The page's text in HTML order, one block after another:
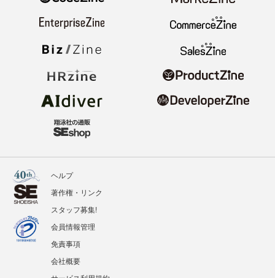
ヘルプ
著作権・リンク
スタッフ募集!
会員情報管理
免責事項
会社概要